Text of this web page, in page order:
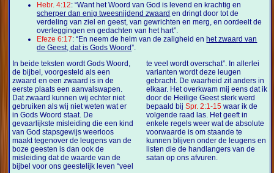
Hebr. 4:12: “Want het Woord van God is levend en krachtig en
scherper dan enig tweesnijdend zwaard en dringt door tot de
verdeling van ziel en geest, van gewrichten en merg, en oordeelt de
overleggingen en gedachten van het hart”.
Efeze 6:17: “En neem de helm van de zaligheid en het zwaard van
de Geest, dat is Gods Woord”.
In beide teksten wordt Gods Woord,
de bijbel, voorgesteld als een
zwaard en een zwaard is in de
eerste plaats een aanvalswapen.
Dat zwaard kunnen wij echter niet
gebruiken als wij niet weten wat er
in Gods Woord staat. De
gevaarlijkste misleiding die een kind
van God stapsgewijs weerloos
maakt tegenover de leugens van de
boze geesten is dan ook de
misleiding dat de waarde van de
bijbel voor ons geestelijk leven “veel
te veel wordt overschat”. In allerlei
varianten wordt deze leugen
gebracht. De waarheid zit anders in
elkaar. Het overkwam mij eens dat ik
door de Heilige Geest sterk werd
bepaald bij Spr. 2:1-15waar ik de
volgende raad las. Het geeft in
enkele regels weer wat de absolute
voorwaarde is om staande te
kunnen blijven onder de leugens en
listen die de handlangers van de
satan op ons afvuren.